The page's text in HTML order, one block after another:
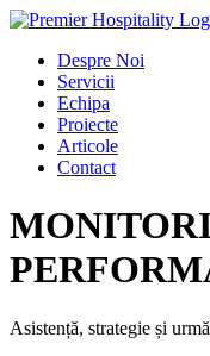
Despre Noi
Servicii
Echipa
Proiecte
Articole
Contact
Asistență, strategie și